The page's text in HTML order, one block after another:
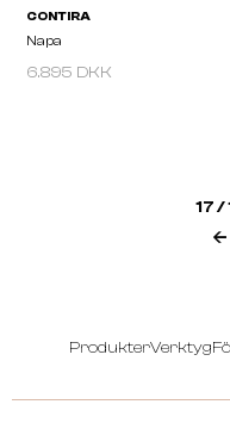
6.895 DKK
17
ProdukterVerktyg